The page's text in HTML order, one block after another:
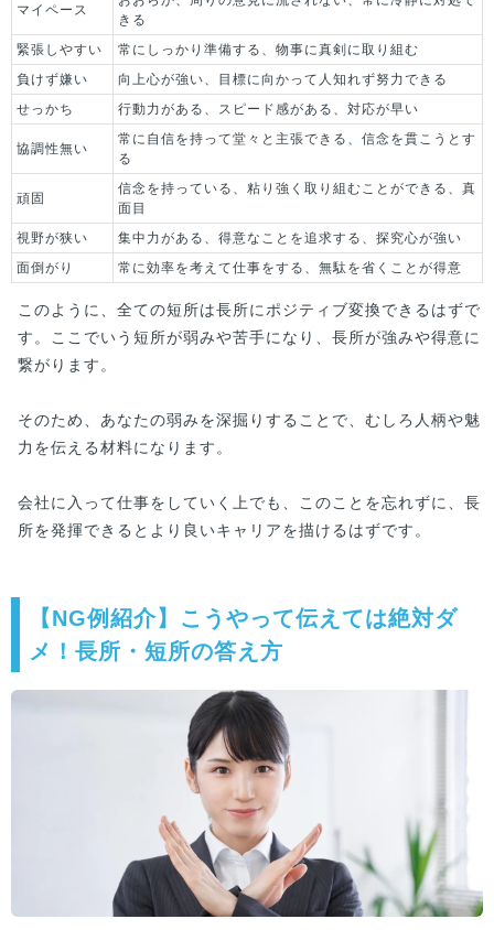
マイペース
きる
緊張しやすい
常にしっかり準備する、物事に真剣に取り組む
負けず嫌い
向上心が強い、目標に向かって人知れず努力できる
せっかち
行動力がある、スピード感がある、対応が早い
協調性無い
常に自信を持って堂々と主張できる、信念を貫こうとす
る
頑固
信念を持っている、粘り強く取り組むことができる、真
面目
視野が狭い
集中力がある、得意なことを追求する、探究心が強い
面倒がり
常に効率を考えて仕事をする、無駄を省くことが得意
このように、全ての短所は長所にポジティブ変換できるはずで
す。ここでいう短所が弱みや苦手になり、長所が強みや得意に
繋がります。
そのため、あなたの弱みを深掘りすることで、むしろ人柄や魅
力を伝える材料になります。
会社に入って仕事をしていく上でも、このことを忘れずに、長
所を発揮できるとより良いキャリアを描けるはずです。
【NG例紹介】こうやって伝えては絶対ダ
メ！長所・短所の答え方